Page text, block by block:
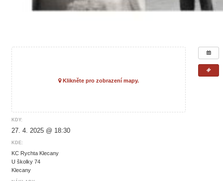
Klikněte pro zobrazení mapy.
KDY:
27. 4. 2025 @ 18:30
KDE:
KC Rychta Klecany
U školky 74
Klecany